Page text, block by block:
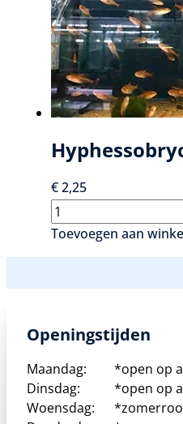
€2,25
Hyphessobrycon
amandae
Toevoegen aan
Openingstijden
Maandag:
*open op
Dinsdag:
*open op
Woensdag: